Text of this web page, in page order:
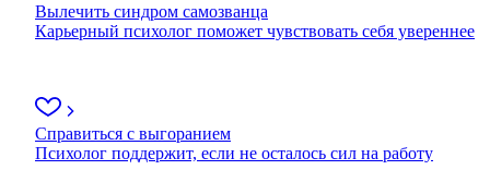
Вылечить синдром самозванца
Карьерный психолог поможет чувствовать себя увереннее
Справиться с выгоранием
Психолог поддержит, если не осталось сил на работу